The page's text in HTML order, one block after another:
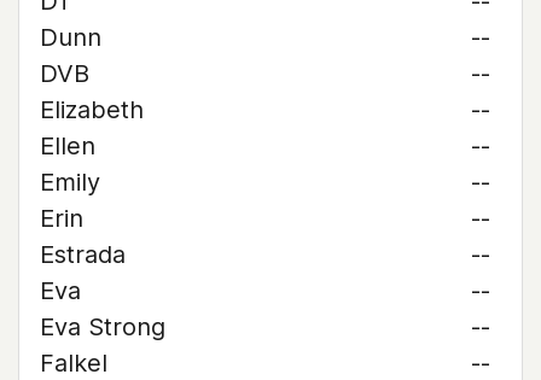
Dunn
--
DVB
--
Elizabeth
--
Ellen
--
Emily
--
Erin
--
Estrada
--
Eva
--
Eva Strong
--
Falkel
--